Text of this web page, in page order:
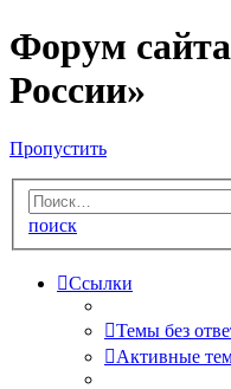
Форум
России»
Пропустить
поиск
Ссылки
Темы без
Активные